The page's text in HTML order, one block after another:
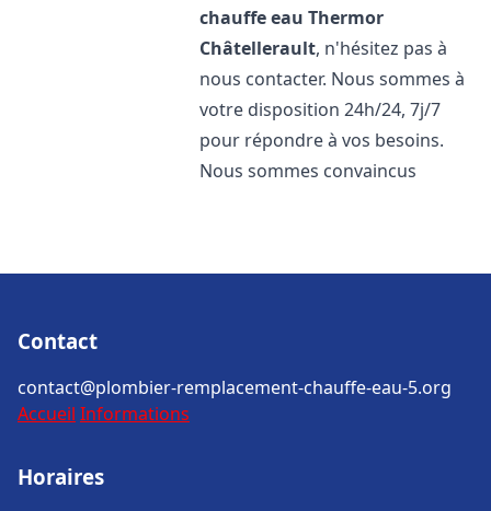
chauffe eau Thermor
Châtellerault, n'hésitez pas à
nous contacter. Nous sommes à
votre disposition 24h/24, 7j/7
pour répondre à vos besoins.
Nous sommes convaincus
Contact
contact@plombier-remplacement-chauffe-eau-5.org
Accueil Informations
Horaires